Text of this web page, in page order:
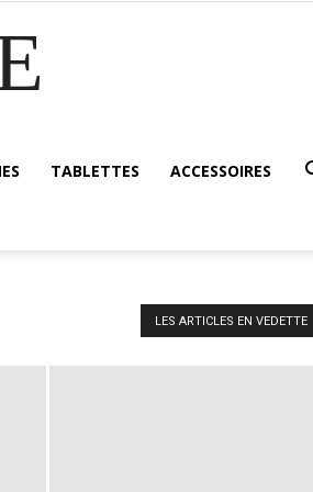
TABLETTES ACCESSOIRES
LES ARTICLES EN VEDETTE